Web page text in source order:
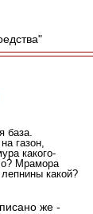
база.
газон,
какого-
Мрамора
какой?
же -